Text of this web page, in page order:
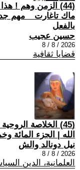
(44) الزمن وهم !
ماك تاغارت _ مهم
بالفعل
حسين عجيب
2026 / 8 / 8
قضايا ثقافية
(45) الخلاصة
الله | الجزء المائة
نيل دونالد والش
2026 / 8 / 8
العلمانية، الدين